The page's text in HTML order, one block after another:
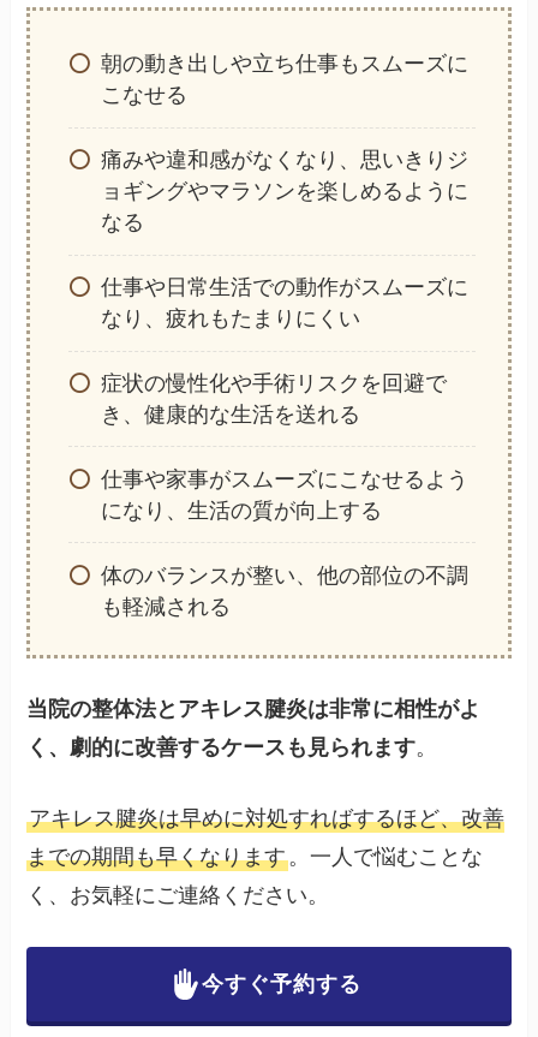
朝の動き出しや立ち仕事もスムーズに
こなせる
痛みや違和感がなくなり、思いきりジ
ョギングやマラソンを楽しめるように
なる
仕事や日常生活での動作がスムーズに
なり、疲れもたまりにくい
症状の慢性化や手術リスクを回避で
き、健康的な生活を送れる
仕事や家事がスムーズにこなせるよう
になり、生活の質が向上する
体のバランスが整い、他の部位の不調
も軽減される
当院の整体法とアキレス腱炎は非常に相性がよ
く、劇的に改善するケースも見られます。
アキレス腱炎は早めに対処すればするほど、改善
までの期間も早くなります。一人で悩むことな
く、お気軽にご連絡ください。
今すぐ予約する